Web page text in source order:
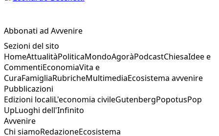
Abbonati ad Avvenire
Sezioni del sito
HomeAttualitàPoliticaMondoAgoràPodcastChiesaIdee e
CommentiEconomiaVita e
CuraFamigliaRubricheMultimediaEcosistema avvenire
Pubblicazioni
Edizioni localiL'economia civileGutenbergPopotusPop
UpLuoghi dell'Infinito
Avvenire
Chi siamoRedazioneEcosistema